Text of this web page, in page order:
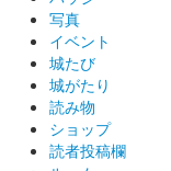
写真
イベント
城たび
城がたり
読み物
ショップ
読者投稿欄